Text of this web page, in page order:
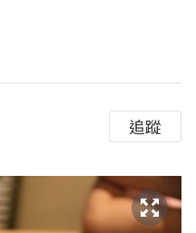
追蹤